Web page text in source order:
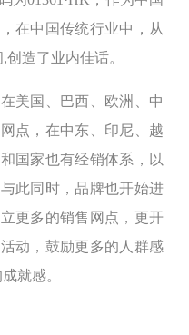
在中国传统行业中，从
造了业内佳话。
美国、巴西、欧洲、中
点，在中东、印尼、越
国家也有经销体系，以
此同时，品牌也开始进
更多的销售网点，更开
动，鼓励更多的人群感
就感。